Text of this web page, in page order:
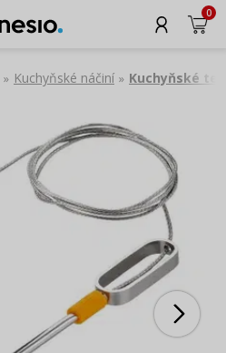
0
» Kuchyňské náčiní » Kuchyňské